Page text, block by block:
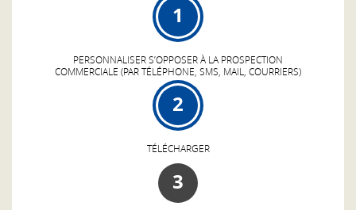
1
PERSONNALISER S’OPPOSER À LA PROSPECTION
COMMERCIALE (PAR TÉLÉPHONE, SMS, MAIL, COURRIERS)
2
TÉLÉCHARGER
3